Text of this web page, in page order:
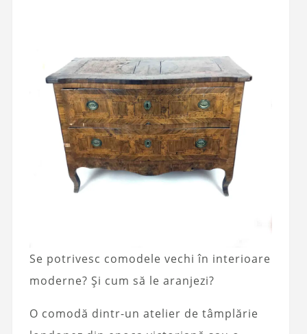
Se potrivesc comodele vechi în interioare
moderne? Și cum să le aranjezi?
O comodă dintr-un atelier de tâmplărie